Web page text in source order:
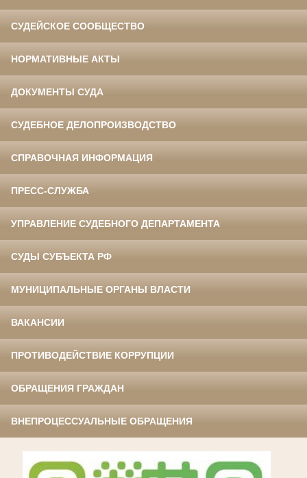
СУДЕЙСКОЕ СООБЩЕСТВО
НОРМАТИВНЫЕ АКТЫ
ДОКУМЕНТЫ СУДА
СУДЕБНОЕ ДЕЛОПРОИЗВОДСТВО
СПРАВОЧНАЯ ИНФОРМАЦИЯ
ПРЕСС-СЛУЖБА
УПРАВЛЕНИЕ СУДЕБНОГО ДЕПАРТАМЕНТА
СУДЫ СУБЪЕКТА РФ
МУНИЦИПАЛЬНЫЕ ОРГАНЫ ВЛАСТИ
ВАКАНСИИ
ПРОТИВОДЕЙСТВИЕ КОРРУПЦИИ
ОБРАЩЕНИЯ ГРАЖДАН
ВНЕПРОЦЕССУАЛЬНЫЕ ОБРАЩЕНИЯ